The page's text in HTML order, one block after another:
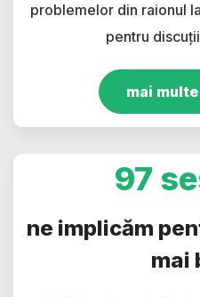
problemelor din raionul
pentru
mai
97
ne implicăm
mai